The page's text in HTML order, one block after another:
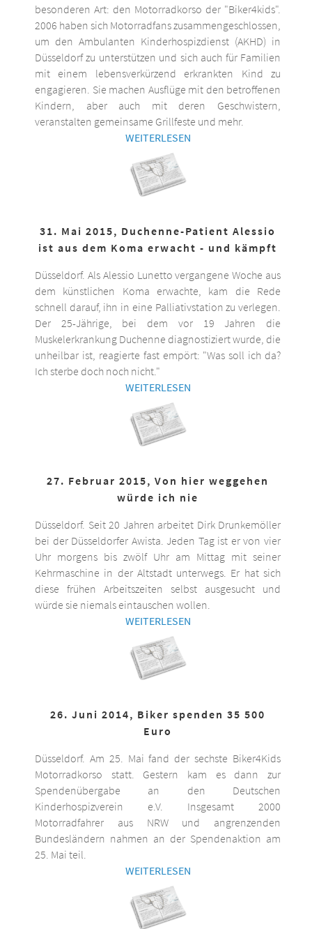
besonderen Art: den Motorradkorso der "Biker4kids".
2006 haben sich Motorradfans zusammengeschlossen,
um den Ambulanten Kinderhospizdienst (AKHD) in
Düsseldorf zu unterstützen und sich auch für Familien
mit einem lebensverkürzend erkrankten Kind zu
engagieren. Sie machen Ausflüge mit den betroffenen
Kindern, aber auch mit deren Geschwistern,
veranstalten gemeinsame Grillfeste und mehr.
WEITERLESEN
31. Mai 2015, Duchenne-Patient Alessio
ist aus dem Koma erwacht - und kämpft
Düsseldorf. Als Alessio Lunetto vergangene Woche aus
dem künstlichen Koma erwachte, kam die Rede
schnell darauf, ihn in eine Palliativstation zu verlegen.
Der 25-Jährige, bei dem vor 19 Jahren die
Muskelerkrankung Duchenne diagnostiziert wurde, die
unheilbar ist, reagierte fast empört: "Was soll ich da?
Ich sterbe doch noch nicht."
WEITERLESEN
27. Februar 2015, Von hier weggehen
würde ich nie
Düsseldorf. Seit 20 Jahren arbeitet Dirk Drunkemöller
bei der Düsseldorfer Awista. Jeden Tag ist er von vier
Uhr morgens bis zwölf Uhr am Mittag mit seiner
Kehrmaschine in der Altstadt unterwegs. Er hat sich
diese frühen Arbeitszeiten selbst ausgesucht und
würde sie niemals eintauschen wollen.
WEITERLESEN
26. Juni 2014, Biker spenden 35 500
Euro
Düsseldorf. Am 25. Mai fand der sechste Biker4Kids
Motorradkorso statt. Gestern kam es dann zur
Spendenübergabe an den Deutschen
Kinderhospizverein e.V. Insgesamt 2000
Motorradfahrer aus NRW und angrenzenden
Bundesländern nahmen an der Spendenaktion am
25. Mai teil.
WEITERLESEN